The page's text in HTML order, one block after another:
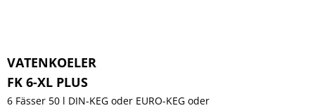
VATENKOELER
FK 6-XL PLUS
6 Fässer 50 l DIN-KEG oder EURO-KEG oder